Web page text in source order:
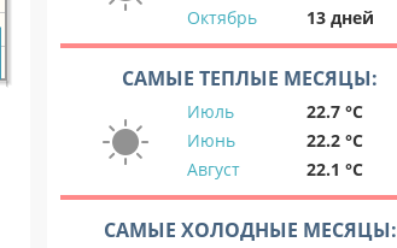
Октябрь
13 дней
САМЫЕ ТЕПЛЫЕ МЕСЯЦЫ:
Июль
22.7 °C
Июнь
22.2 °C
Август
22.1 °C
САМЫЕ ХОЛОДНЫЕ МЕСЯЦЫ: